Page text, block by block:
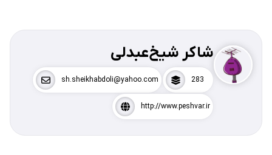
شاکر شیخ‌عبدلی
283
sh.sheikhabdoli@yahoo.com
http://www.peshvar.ir